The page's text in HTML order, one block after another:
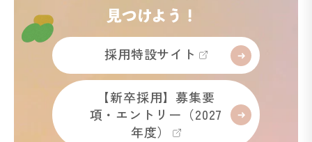
採用特設サイト
【新卒採用】募集要
項・エントリー（2027
年度）